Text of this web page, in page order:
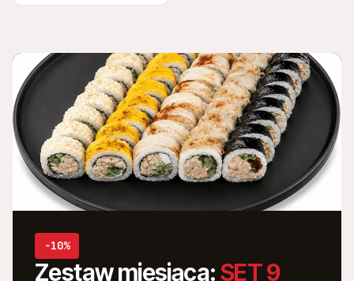
−10%
Zestaw miesiąca:SET 9